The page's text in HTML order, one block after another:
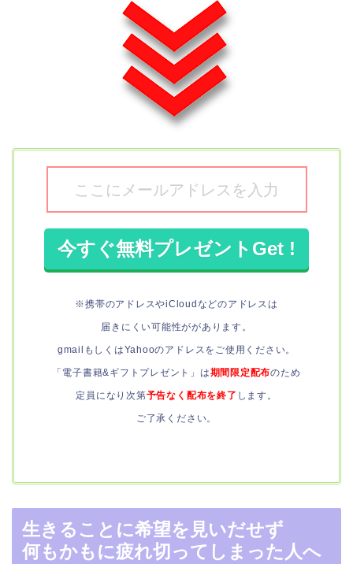
※携帯のアドレスやiCloudなどのアドレスは
届きにくい可能性ががあります。
gmailもしくはYahooのアドレスをご使用ください。
「電子書籍&ギフトプレゼント」は期間限定配布のため
定員になり次第予告なく配布を終了 します。
ご了承ください。
生きることに希望を見いだせず
何もかもに疲れ切ってしまった人へ